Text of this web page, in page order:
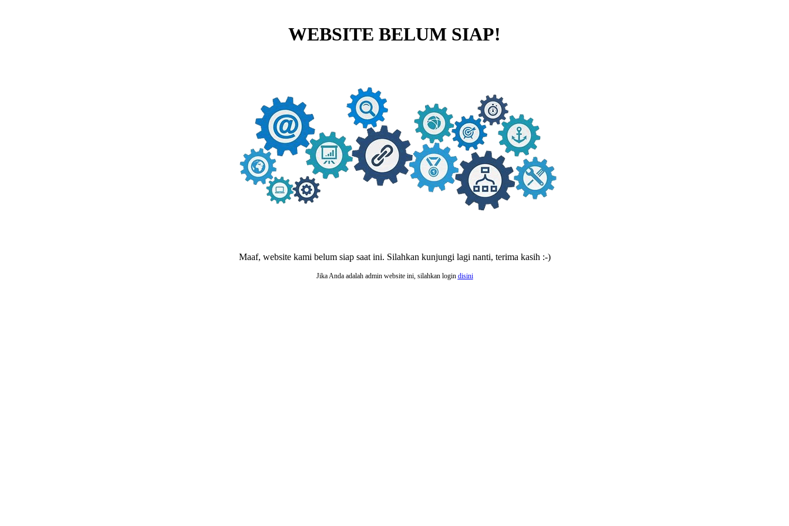
WEBSITE BELUM SIAP!
Maaf, website kami belum siap saat ini. Silahkan kunjungi lagi nanti, terima kasih :-)
Jika Anda adalah admin website ini, silahkan login disini